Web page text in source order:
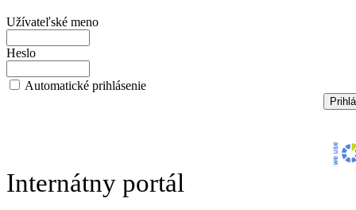
Užívateľské meno
Heslo
Automatické prihlásenie
Internátny portál